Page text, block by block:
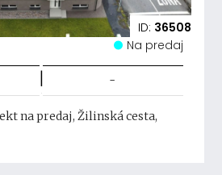
ID: 36508
Na predaj
| -
na predaj, Žilinská cesta,